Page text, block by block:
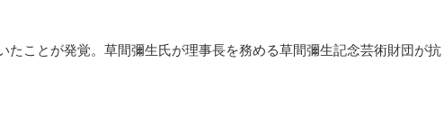
ことが発覚。草間彌生氏が理事長を務める草間彌生記念芸術財団が抗